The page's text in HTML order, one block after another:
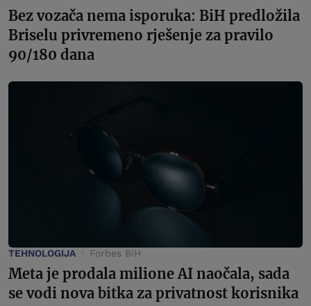
Bez vozača nema isporuka: BiH predložila
Briselu privremeno rješenje za pravilo
90/180 dana
TEHNOLOGIJA Forbes BiH
Meta je prodala milione AI naočala, sada
se vodi nova bitka za privatnost korisnika